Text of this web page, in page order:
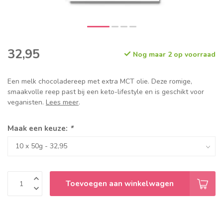
32,95 Nog maar 2 op voorraad
Een melk chocoladereep met extra MCT olie. Deze romige,
smaakvolle reep past bij een keto-lifestyle en is geschikt voor
veganisten. Lees meer.
Maak een keuze: *
Toevoegen aan winkelwagen